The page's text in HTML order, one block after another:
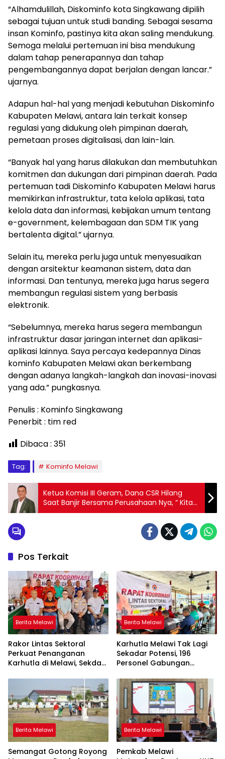
“Alhamdulillah, Diskominfo kota Singkawang dipilih
sebagai tujuan untuk studi banding. Sebagai sesama
insan Kominfo, pastinya kita akan saling mendukung.
Semoga melalui pertemuan ini bisa mendukung
dalam tahap penerapannya dan tahap
pengembangannya dapat berjalan dengan lancar.”
ujarnya.
Adapun hal-hal yang menjadi kebutuhan Diskominfo
Kabupaten Melawi, antara lain terkait konsep
regulasi yang didukung oleh pimpinan daerah,
pemetaan proses digitalisasi, dan lain-lain.
“Banyak hal yang harus dilakukan dan membutuhkan
komitmen dan dukungan dari pimpinan daerah. Pada
pertemuan tadi Diskominfo Kabupaten Melawi harus
memikirkan infrastruktur, tata kelola aplikasi, tata
kelola data dan informasi, kebijakan umum tentang
e-government, kelembagaan dan SDM TIK yang
bertalenta digital.” ujarnya.
Selain itu, mereka perlu juga untuk menyesuaikan
dengan arsitektur keamanan sistem, data dan
informasi. Dan tentunya, mereka juga harus segera
membangun regulasi sistem yang berbasis
elektronik.
“Sebelumnya, mereka harus segera membangun
infrastruktur dasar jaringan internet dan aplikasi-
aplikasi lainnya. Saya percaya kedepannya Dinas
kominfo Kabupaten Melawi akan berkembang
dengan adanya langkah-langkah dan inovasi-inovasi
yang ada.” pungkasnya.
Penulis : Kominfo Singkawang
Penerbit : tim red
Dibaca : 351
Tag: Kominfo Melawi
Ketua Komisi III Geram, Dana CSR Hilang
Saat Banjir Bersama Perusahaan Nya, “ Kita
Evaluasi dan Tutup Saja “
Pos Terkait
Berita Melawi
Rakor Lintas Sektoral
Perkuat Penanganan
Karhutla di Melawi, Sekda
Tingkatkan Kewaspadaan
Berita Melawi
Karhutla Melawi Tak Lagi
Sekadar Potensi, 196
Personel Gabungan
Berita Melawi
Semangat Gotong Royong
Berita Melawi
Pemkab Melawi